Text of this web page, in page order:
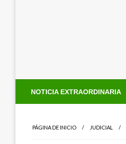
NOTICIA EXTRAORDINARIA
PÁGINA DE INICIO JUDICIAL